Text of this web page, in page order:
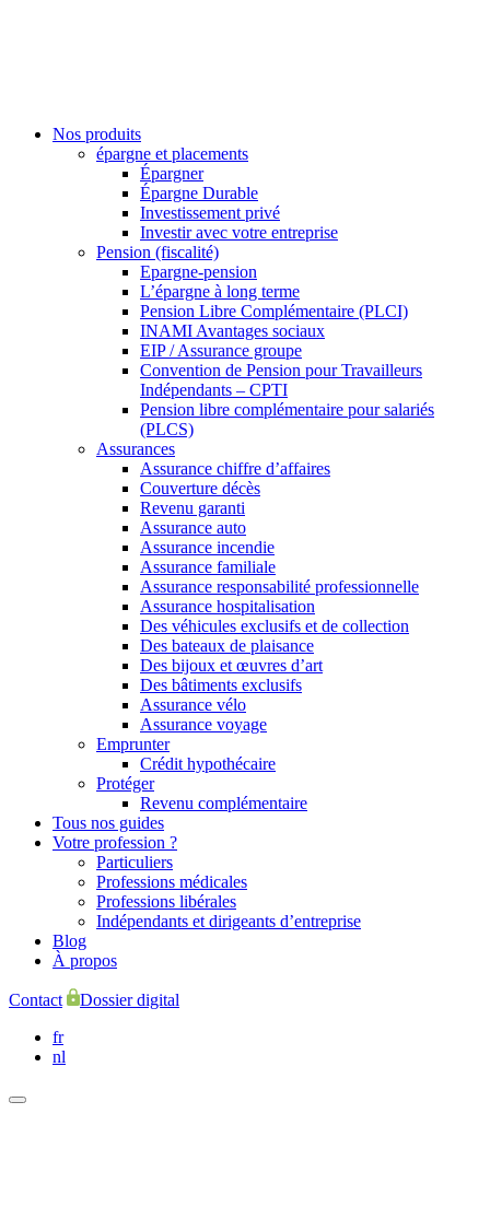
Nos produits
épargne et placements
Épargner
Épargne Durable
Investissement privé
Investir avec votre entreprise
Pension (fiscalité)
Epargne-pension
L’épargne à long terme
Pension Libre Complémentaire (PLCI)
INAMI Avantages sociaux
EIP / Assurance groupe
Convention de Pension pour Travailleurs
Indépendants – CPTI
Pension libre complémentaire pour salariés
(PLCS)
Assurances
Assurance chiffre d’affaires
Couverture décès
Revenu garanti
Assurance auto
Assurance incendie
Assurance familiale
Assurance responsabilité professionnelle
Assurance hospitalisation
Des véhicules exclusifs et de collection
Des bateaux de plaisance
Des bijoux et œuvres d’art
Des bâtiments exclusifs
Assurance vélo
Assurance voyage
Emprunter
Crédit hypothécaire
Protéger
Revenu complémentaire
Tous nos guides
Votre profession ?
Particuliers
Professions médicales
Professions libérales
Indépendants et dirigeants d’entreprise
Blog
À propos
Contact
Dossier digital
fr
nl